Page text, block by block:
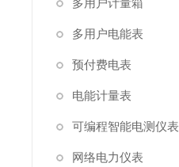
多用户计量箱
多用户电能表
预付费电表
电能计量表
可编程智能电测仪表
网络电力仪表